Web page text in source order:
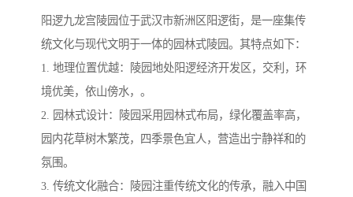
阳逻九龙宫陵园位于武汉市新洲区阳逻街，是一座集传
统文化与现代文明于一体的园林式陵园。其特点如下：
1. 地理位置优越：陵园地处阳逻经济开发区，交利，环
境优美，依山傍水，。
2. 园林式设计：陵园采用园林式布局，绿化覆盖率高，
园内花草树木繁茂，四季景色宜人，营造出宁静祥和的
氛围。
3. 传统文化融合：陵园注重传统文化的传承，融入中国